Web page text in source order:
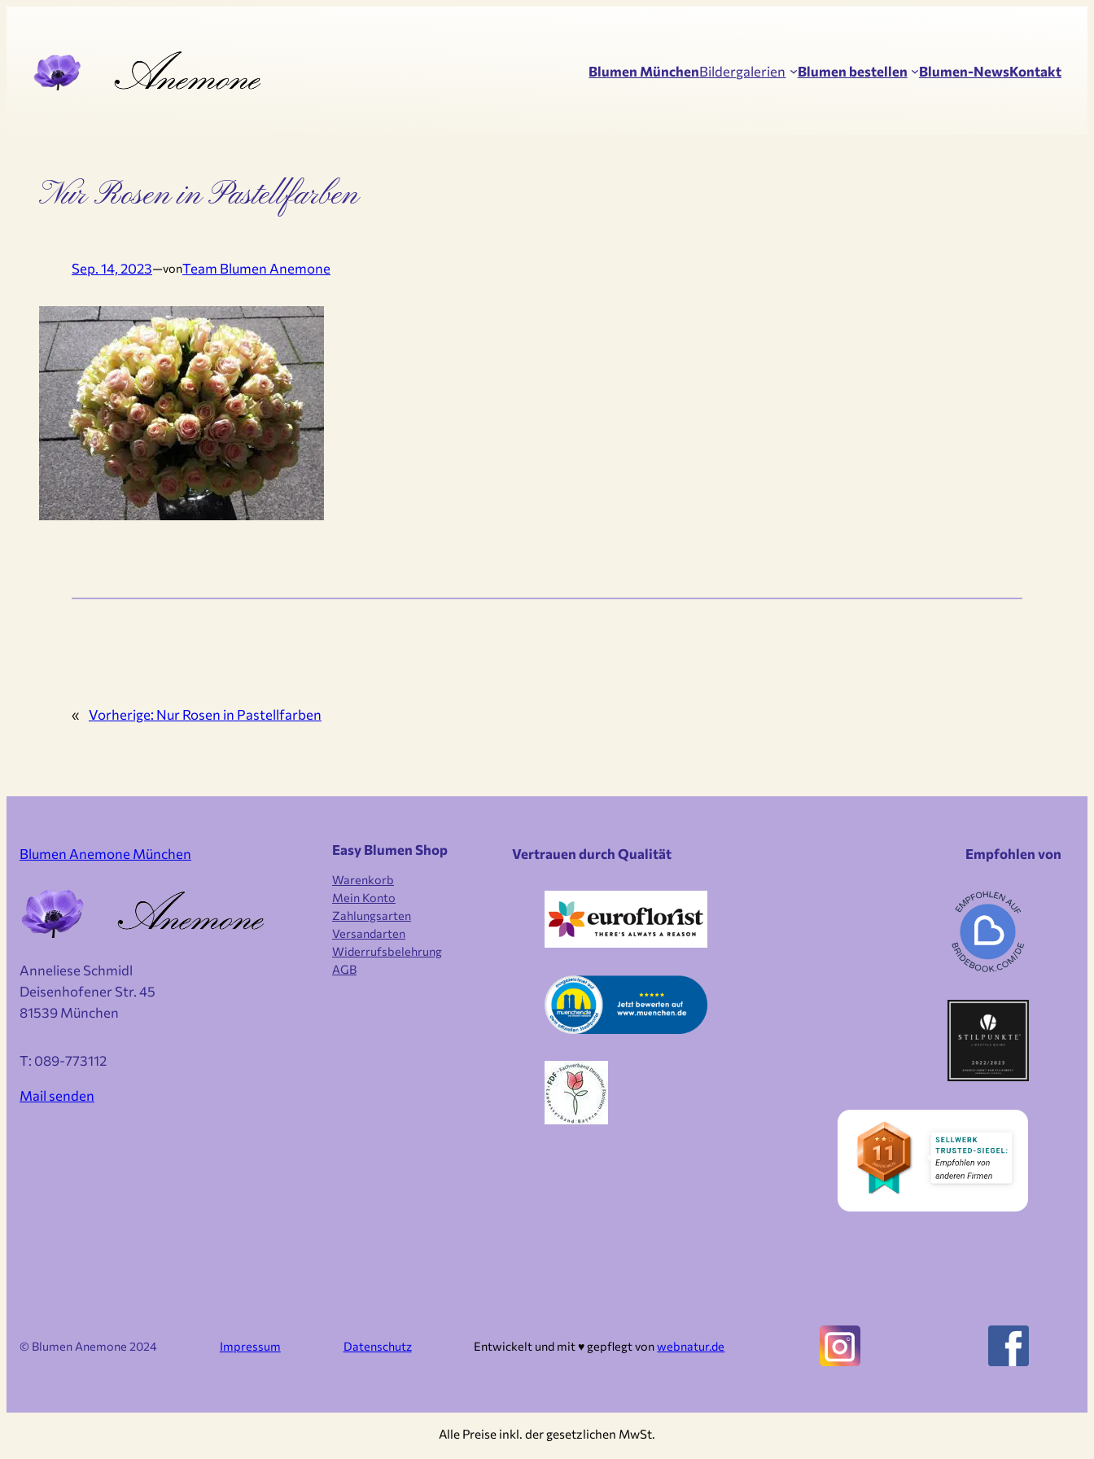
springen
Blumen MünchenBildergalerien Blumen bestellen Blumen-NewsKontakt
Nur Rosen in Pastellfarben
Sep. 14, 2023—vonTeam Blumen Anemone
« Vorherige: Nur Rosen in Pastellfarben
Blumen Anemone München
Anneliese Schmidl
Deisenhofener Str. 45
81539 München
T: 089-773112
Mail senden
Easy Blumen Shop
Warenkorb
Mein Konto
Zahlungsarten
Versandarten
Widerrufsbelehrung
AGB
Vertrauen durch Qualität Empfohlen von
© Blumen Anemone 2024 Impressum Datenschutz Entwickelt und mit ♥︎ gepflegt vonwebnatur.de
Alle Preise inkl. der gesetzlichen MwSt.